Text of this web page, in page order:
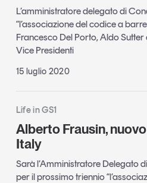
L’amministratore delegato di
“l’associazione del codice a
Francesco Del Porto, Aldo
Vice Presidenti
15 luglio 2020
Life in GS1
Alberto Frausin,
Italy
Sarà l’Amministratore Delegato
per il prossimo triennio